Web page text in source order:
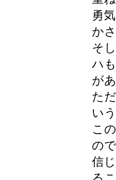
勇
か
そ
ハ
が
た
い
こ
の
信